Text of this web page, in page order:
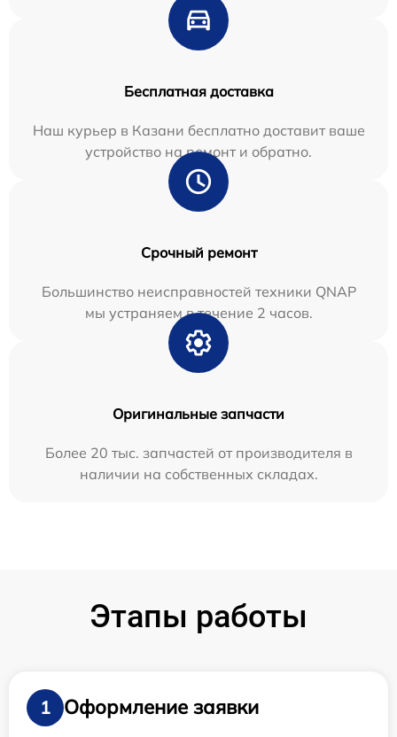
Бесплатная доставка
Наш курьер в Казани бесплатно доставит ваше
устройство на ремонт и обратно.
Срочный ремонт
Большинство неисправностей техники QNAP
мы устраняем в течение 2 часов.
Оригинальные запчасти
Более 20 тыс. запчастей от производителя в
наличии на собственных складах.
Этапы работы
1
Оформление заявки